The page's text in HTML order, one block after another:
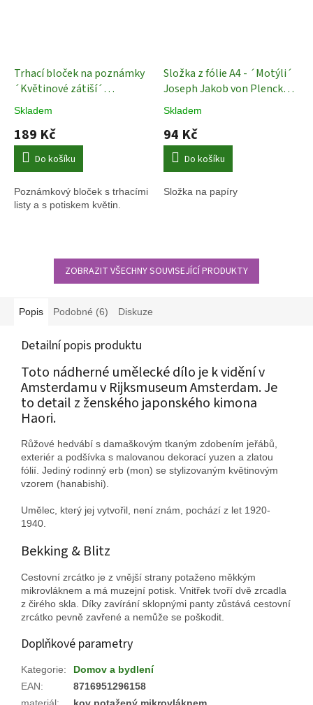
Trhací bloček na poznámky
´Květinové zátiší´
Poznámkový blok - Rijks
Museum
Skladem
189 Kč
Do košíku
Poznámkový bloček s trhacími
listy a s potiskem květin.
Složka z fólie A4 - ´Motýli´
Joseph Jakob von Plenck
Složka na papíry
Skladem
94 Kč
Do košíku
Složka na papíry
ZOBRAZIT VŠECHNY SOUVISEJÍCÍ PRODUKTY
Popis Podobné (6) Diskuze
Detailní popis produktu
Toto nádherné umělecké dílo je k vidění v
Amsterdamu v Rijksmuseum Amsterdam. Je
to detail z ženského japonského kimona
Haori.
Růžové hedvábí s damaškovým tkaným zdobením jeřábů,
exteriér a podšívka s malovanou dekorací yuzen a zlatou
fólií. Jediný rodinný erb (mon) se stylizovaným květinovým
vzorem (hanabishi).
Umělec, který jej vytvořil, není znám, pochází z let 1920-
1940.
Bekking & Blitz
Cestovní zrcátko je z vnější strany potaženo měkkým
mikrovláknem a má muzejní potisk. Vnitřek tvoří dvě zrcadla
z čirého skla. Díky zavírání sklopnými panty zůstává cestovní
zrcátko pevně zavřené a nemůže se poškodit.
Doplňkové parametry
Kategorie:
Domov a bydlení
EAN:
8716951296158
materiál:
kov potažený mikrovláknem